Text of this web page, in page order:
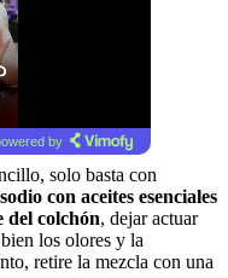
by
solo basta con
con aceites esenciales
del colchón, dejar actuar
los olores y la
retire la mezcla con una